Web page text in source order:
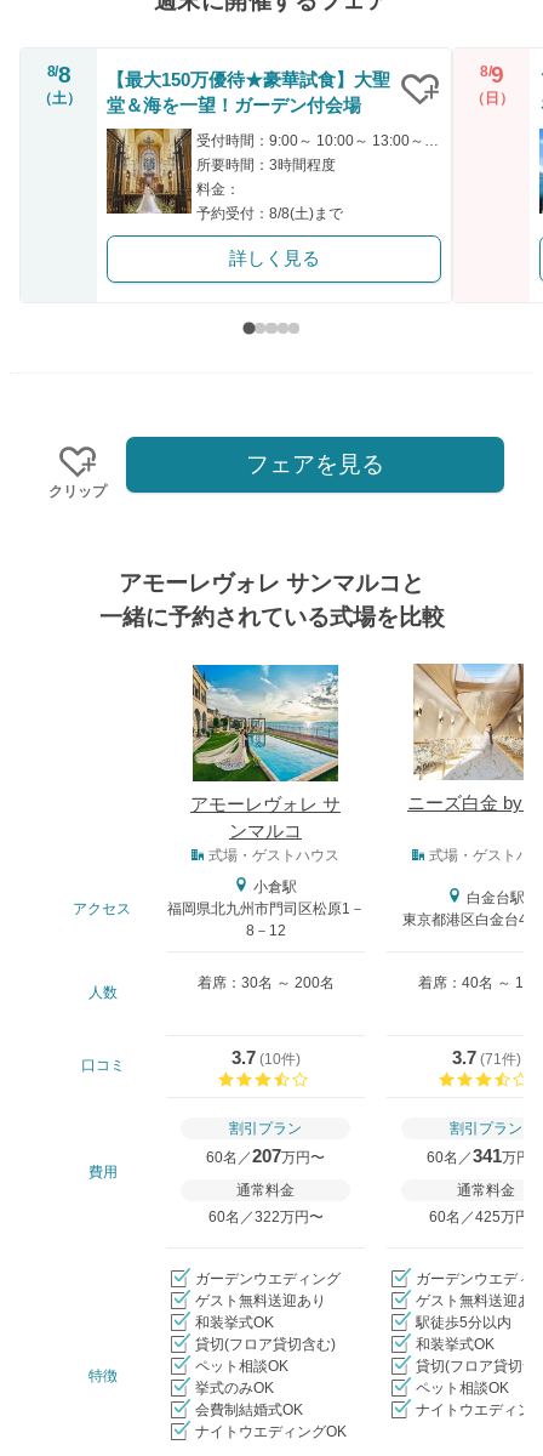
8/8
（土）
【最大150万優待★豪華試食】大聖
堂＆海を一望！ガーデン付会場
受付時間：9:00～ 10:00～ 13:00～ 15:00～ 15:30～
所要時間：3時間程度
料金：
予約受付：8/8(土)まで
詳しく見る
8/9
（日）
クリップ
フェアを見る
アモーレヴォレ サンマルコと
一緒に予約されている式場を比較
アモーレヴォレ サ
ンマルコ
ニーズ白金 by
式場・ゲストハウス 式場・ゲストハ
アクセス
小倉駅
福岡県北九州市門司区松原1－
8－12
白金台駅
東京都港区白金台4-
人数
着席：30名 ～ 200名 着席：40名 ～ 152
口コミ 3.7(10件)
3.7(71件)
費用
割引プラン
60名／207万円〜
通常料金
60名／322万円〜
割引プラン
60名／341万円
通常料金
60名／425万円〜
特徴
ガーデンウエディング
ゲスト無料送迎あり
和装挙式OK
貸切(フロア貸切含む)
ペット相談OK
挙式のみOK
会費制結婚式OK
ナイトウエディングOK
ガーデンウエディ
ゲスト無料送迎あ
駅徒歩5分以内
和装挙式OK
貸切(フロア貸切含
ペット相談OK
ナイトウエディン